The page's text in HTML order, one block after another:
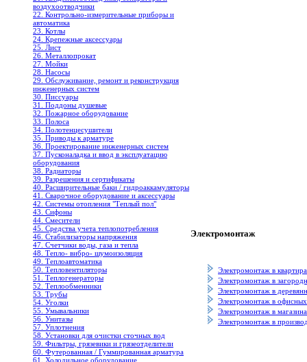
воздухоотводчики
22. Контрольно-измерительные приборы и
автоматика
23. Котлы
24. Крепежные аксессуары
25. Лист
26. Металлопрокат
27. Мойки
28. Насосы
29. Обслуживание, ремонт и реконструкция
инженерных систем
30. Писсуары
31. Поддоны душевые
32. Пожарное оборудование
33. Полоса
34. Полотенцесушители
35. Приводы к арматуре
36. Проектирование инженерных систем
37. Пусконаладка и ввод в эксплуатацию
оборудования
38. Радиаторы
39. Разрешения и сертификаты
40. Расширительные баки / гидроаккамуляторы
41. Сварочное оборудование и аксессуары
42. Системы отопления "Теплый пол"
43. Сифоны
44. Смесители
45. Средства учета теплопотребления
46. Стабилизаторы напряжения
47. Счетчики воды, газа и тепла
48. Тепло- вибро- шумоизоляция
49. Теплоавтоматика
50. Тепловентиляторы
51. Теплогенераторы
52. Теплообменники
53. Трубы
54. Уголки
55. Умывальники
56. Унитазы
57. Уплотнения
58. Установки для очистки сточных вод
59. Фильтры, грязевики и грязеотделители
60. Футерованная / Гуммированная арматура
61. Холодильное oборудование
Электромонтаж
Электромонтаж в
Электромонтаж в
Электромонтаж в
Электромонтаж в
Электромонтаж в
Электромонтаж в